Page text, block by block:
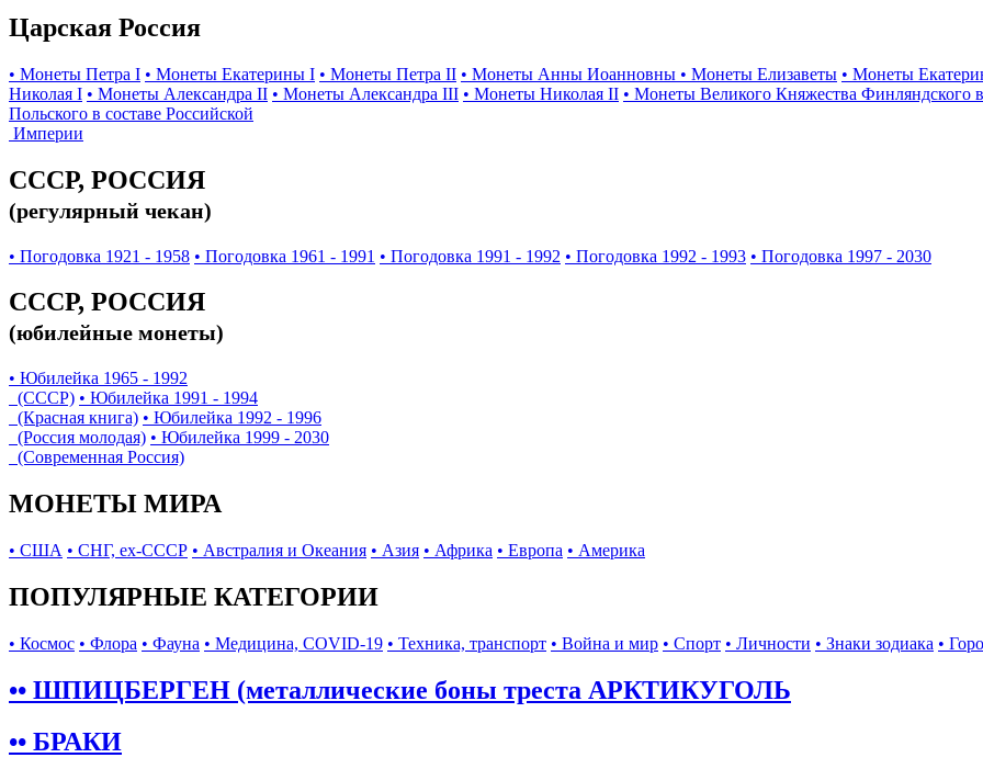
Царская Россия
• Монеты Петра I • Монеты Екатерины I • Монеты Петра II • Монеты Анны Иоанновны • Монеты Елизаветы • Монеты
Николая I • Монеты Александра II • Монеты Александра III • Монеты Николая II • Монеты Великого Княжества Финляндского
Польского в составе Российской
Империи
СССР, РОССИЯ
(регулярный чекан)
• Погодовка 1921 - 1958 • Погодовка 1961 - 1991 • Погодовка 1991 - 1992 • Погодовка 1992 - 1993 • Погодовка 1997 - 2030
СССР, РОССИЯ
(юбилейные монеты)
• Юбилейка 1965 - 1992
(СССР) • Юбилейка 1991 - 1994
(Красная книга) • Юбилейка 1992 - 1996
(Россия молодая) • Юбилейка 1999 - 2030
(Современная Россия)
МОНЕТЫ МИРА
• США • СНГ, ex-СССР • Австралия и Океания • Азия • Африка • Европа • Америка
ПОПУЛЯРНЫЕ КАТЕГОРИИ
• Космос • Флора • Фауна • Медицина, COVID-19 • Техника, транспорт • Война и мир • Спорт • Личности • Знаки зодиака •
•• ШПИЦБЕРГЕН (металлические боны треста АРКТИКУГОЛЬ
•• БРАКИ